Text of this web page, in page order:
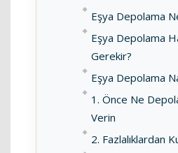
Eşya Depolama
Eşya Depolama
Gerekir?
Eşya Depolama
1. Önce Ne
Verin
2. Fazlalıklardan